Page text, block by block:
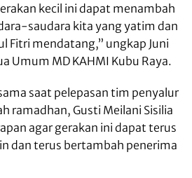
kecil ini dapat menambah
saudara kita yang yatim dan
Fitri mendatang,” ungkap Juni
Umum MD KAHMI Kubu Raya.
saat pelepasan tim penyalur
ramadhan, Gusti Meilani Sisilia
agar gerakan ini dapat terus
dan terus bertambah penerima